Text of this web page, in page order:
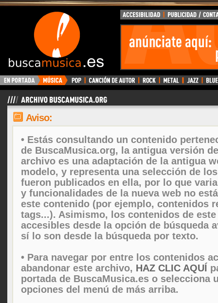
Aviso:
• Estás consultando un contenido
de BuscaMusica.org, la antigua versión
archivo es una adaptación de la antigua
modelo, y representa una selección de
fueron publicados en ella, por lo que
y funcionalidades de la nueva web no
este contenido (por ejemplo, contenidos
tags...). Asimismo, los contenidos de
accesibles desde la opción de búsqueda
sí lo son desde la búsqueda por texto.
• Para navegar por entre los contenidos
abandonar este archivo, HAZ CLIC AQUÍ
portada de BuscaMusica.es o selecciona
opciones del menú de más arriba.